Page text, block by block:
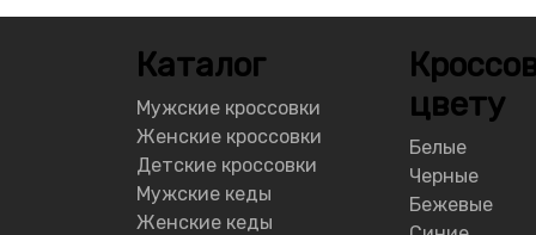
Каталог
Мужские кроссовки
Женские кроссовки
Детские кроссовки
Мужские кеды
Женские кеды
цвету
Белые
Черные
Бежевые